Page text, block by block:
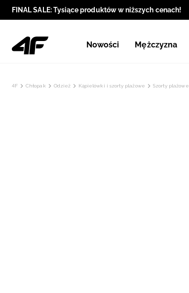
FINAL SALE: Tysiące produktów w niższych cenach!
Nowości Mężczyzna
4F Chłopak Odzież Kąpielówki i szorty plażowe Szorty plażowe